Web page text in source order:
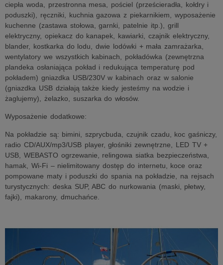
ciepła woda, przestronna mesa, pościel (prześcieradła, kołdry i
poduszki), ręczniki, kuchnia gazowa z piekarnikiem, wyposażenie
kuchenne (zastawa stołowa, garnki, patelnie itp.), grill
elektryczny, opiekacz do kanapek, kawiarki, czajnik elektryczny,
blander, kostkarka do lodu, dwie lodówki + mała zamrażarka,
wentylatory we wszystkich kabinach, pokładówka (zewnętrzna
plandeka osłaniająca pokład i redukująca temperaturę pod
pokładem) gniazdka USB/230V w kabinach oraz w salonie
(gniazdka USB działają także kiedy jesteśmy na wodzie i
żaglujemy), żelazko, suszarka do włosów.
Wyposażenie dodatkowe:
Na pokładzie są: bimini, szprycbuda, czujnik czadu, koc gaśniczy,
radio CD/AUX/mp3/USB player, głośniki zewnętrzne, LED TV +
USB, WEBASTO ogrzewanie, relingowa siatka bezpieczeństwa,
hamak, Wi-Fi – nielimitowany dostęp do internetu, koce oraz
pompowane maty i poduszki do spania na pokładzie, na rejsach
turystycznych: deska SUP, ABC do nurkowania (maski, płetwy,
fajki), makarony, dmuchańce.